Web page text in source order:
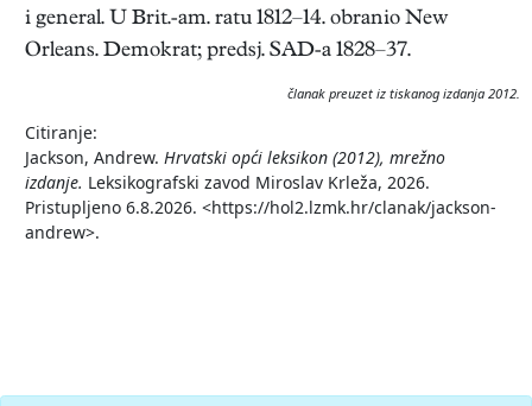
i general. U Brit.-am. ratu 1812–14. obranio New
Orleans. Demokrat; predsj. SAD-a 1828–37.
članak preuzet iz tiskanog izdanja 2012.
Citiranje:
Jackson, Andrew. Hrvatski opći leksikon (2012), mrežno
izdanje. Leksikografski zavod Miroslav Krleža, 2026.
Pristupljeno 6.8.2026. <https://hol2.lzmk.hr/clanak/jackson-
andrew>.